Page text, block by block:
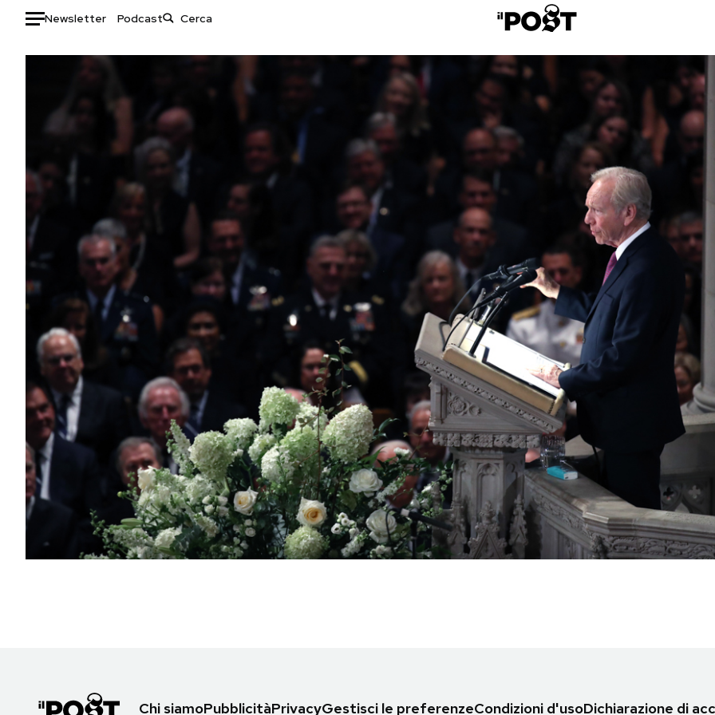
Newsletter Podcast
Auto
HOME
Internet
Scienza
Cultura
Economia
Sport
Storie/Idee
Ok Boomer!
Media
Europa
Altrecose
Mondiali calcio 2026
PODCAST
NEWSLETTER
I MIEI PREFERITI
Newsletter
Chi siamoPubblicitàPrivacyGestisci le preferenzeCondizioni d'usoDichiarazione di